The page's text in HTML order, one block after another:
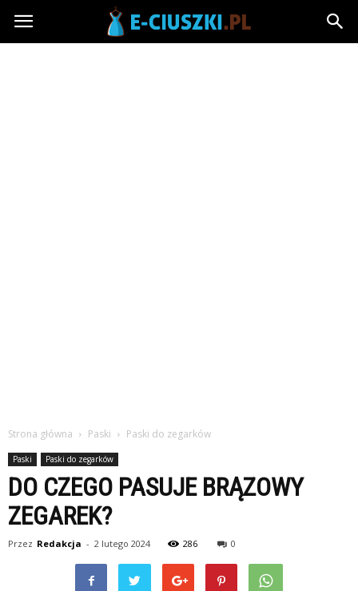
Strona główna Paski Paski do zegarków
Paski Paski do zegarków
DO CZEGO PASUJE BRĄZOWY
ZEGAREK?
Przez Redakcja - 2 lutego 2024 286 0